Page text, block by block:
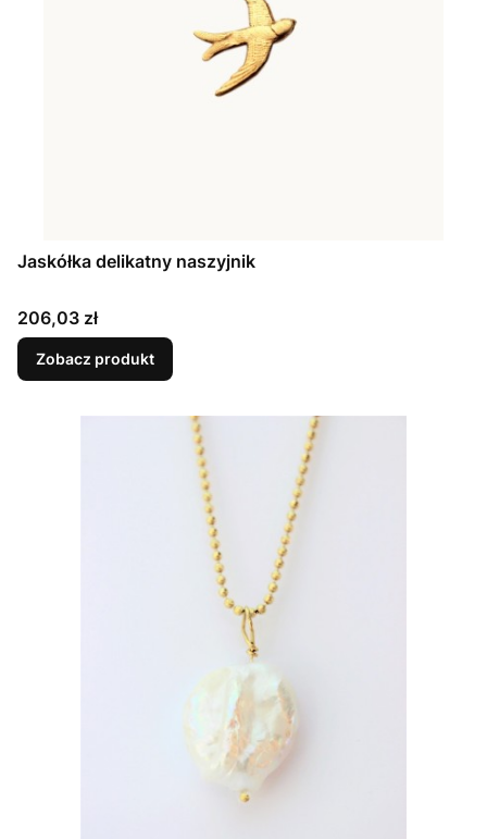
Jaskółka delikatny naszyjnik
Cena
206,03 zł
Zobacz produkt